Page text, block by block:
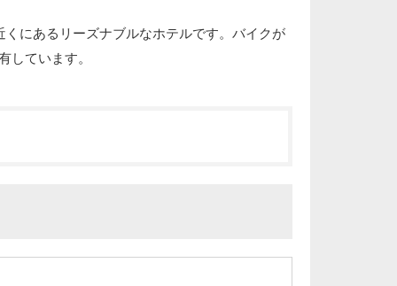
にあるリーズナブルなホテルです。バイクが
ています。